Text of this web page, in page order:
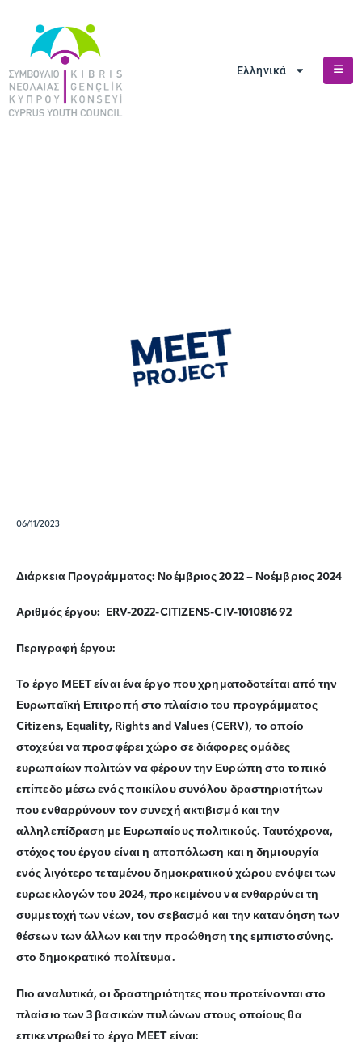
Ελληνικά
06/11/2023
Διάρκεια Προγράμματος: Νοέμβριος 2022– Νοέμβριος 2024
Αριθμός έργου: ERV-2022-CITIZENS-CIV-101081692
Περιγραφή έργου:
Το έργο MEET είναι ένα έργο που χρηματοδοτείται από την
Ευρωπαϊκή Επιτροπή στο πλαίσιο του προγράμματος
Citizens, Equality, Rights and Values (CERV), το οποίο
στοχεύει να προσφέρει χώρο σε διάφορες ομάδες
ευρωπαίων πολιτών να φέρουν την Ευρώπη στο τοπικό
επίπεδο μέσω ενός ποικίλου συνόλου δραστηριοτήτων
που ενθαρρύνουν τον συνεχή ακτιβισμό και την
αλληλεπίδραση με Ευρωπαίους πολιτικούς. Ταυτόχρονα,
στόχος του έργου είναι η αποπόλωση και η δημιουργία
ενός λιγότερο τεταμένου δημοκρατικού χώρου ενόψει των
ευρωεκλογών του 2024, προκειμένου να ενθαρρύνει τη
συμμετοχή των νέων, τον σεβασμό και την κατανόηση των
θέσεων των άλλων και την προώθηση της εμπιστοσύνης.
στο δημοκρατικό πολίτευμα.
Πιο αναλυτικά, οι δραστηριότητες που προτείνονται στο
πλαίσιο των 3 βασικών πυλώνων στους οποίους θα
επικεντρωθεί το έργο MEET είναι: